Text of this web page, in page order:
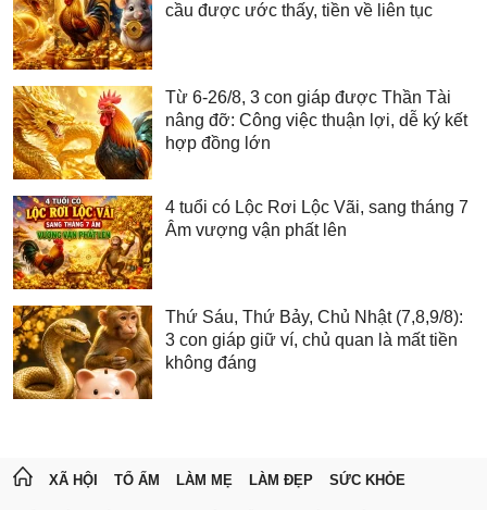
cầu được ước thấy, tiền về liên tục
Từ 6-26/8, 3 con giáp được Thần Tài
nâng đỡ: Công việc thuận lợi, dễ ký kết
hợp đồng lớn
4 tuổi có Lộc Rơi Lộc Vãi, sang tháng 7
Âm vượng vận phất lên
Thứ Sáu, Thứ Bảy, Chủ Nhật (7,8,9/8):
3 con giáp giữ ví, chủ quan là mất tiền
không đáng
XÃ HỘI TỔ ẤM LÀM MẸ LÀM ĐẸP SỨC KHỎE